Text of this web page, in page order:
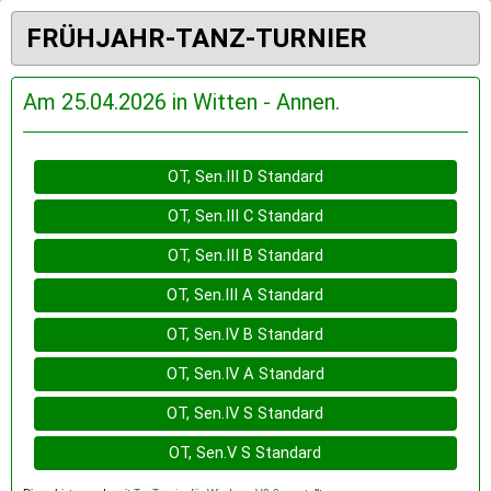
FRÜHJAHR-TANZ-TURNIER
Am 25.04.2026 in Witten - Annen.
OT, Sen.III D Standard
OT, Sen.III C Standard
OT, Sen.III B Standard
OT, Sen.III A Standard
OT, Sen.IV B Standard
OT, Sen.IV A Standard
OT, Sen.IV S Standard
OT, Sen.V S Standard